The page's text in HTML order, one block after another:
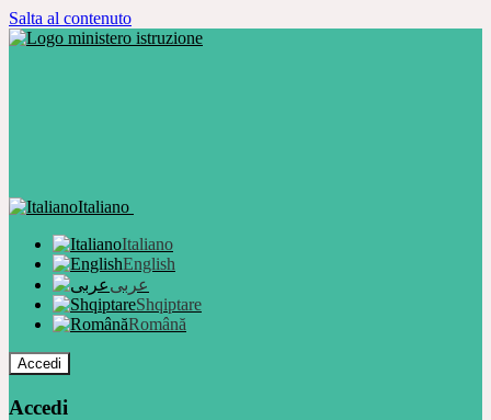
Salta al contenuto
Italiano
Italiano
English
عربى
Shqiptare
Română
Accedi
Accedi